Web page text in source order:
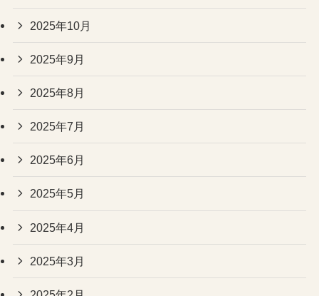
2025年10月
2025年9月
2025年8月
2025年7月
2025年6月
2025年5月
2025年4月
2025年3月